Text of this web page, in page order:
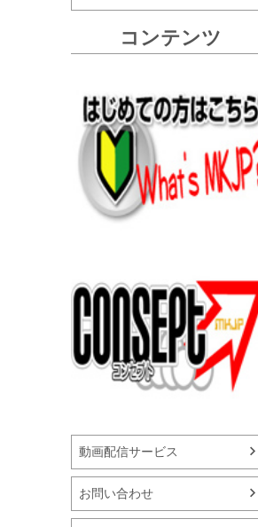
コンテンツ
動画配信サービス
お問い合わせ